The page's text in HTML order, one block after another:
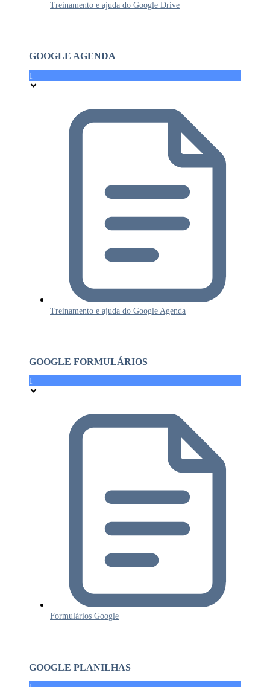
Treinamento e ajuda do Google Drive
GOOGLE AGENDA
1
Treinamento e ajuda do Google Agenda
GOOGLE FORMULÁRIOS
1
Formulários Google
GOOGLE PLANILHAS